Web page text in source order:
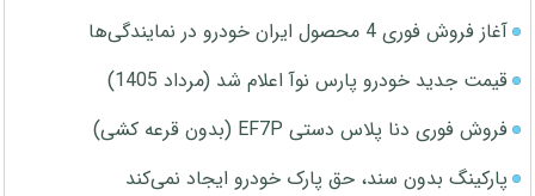
آغاز فروش فوری 4 محصول ایران خودرو در نمایندگی‌ها
قیمت جدید خودرو پارس نوآ اعلام شد (مرداد 1405)
فروش فوری دنا پلاس دستی EF7P (بدون قرعه کشی)
پارکینگ بدون سند، حق پارک خودرو ایجاد نمی‌کند